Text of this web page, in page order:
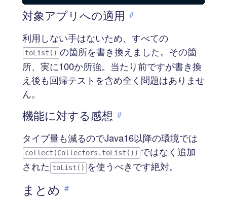
対象アプリへの適用 #
利用しない手はないため、すべての
toList() の箇所を書き換えました。その箇
所、実に100か所強。当たり前ですが書き換
え後も回帰テストを含め全く問題はありませ
ん。
機能に対する感想 #
タイプ量も減るのでJava16以降の環境では
collect(Collectors.toList()) ではなく追加
された toList() を使うべきです絶対。
まとめ #